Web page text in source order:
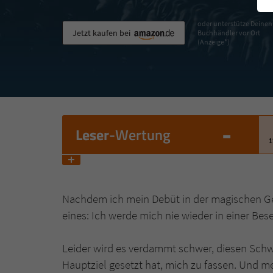
Jetzt kaufen bei
oder unterstütze Deinen
Buchhändler vor Ort
(Anzeige*)
Leser-Wertung -
Nachdem ich mein Debüt in der magischen
eines: Ich werde mich nie wieder in einer
Leider wird es verdammt schwer, diesen
Hauptziel gesetzt hat, mich zu fassen. Und